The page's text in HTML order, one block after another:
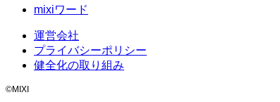
mixiワード
運営会社
プライバシーポリシー
健全化の取り組み
©MIXI